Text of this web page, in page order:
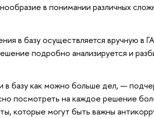
в понимании различных
в базу осуществляется вручную в
подробно анализируется и
в базу как можно больше дел, —
посмотреть на каждое решение
которые могут быть важны